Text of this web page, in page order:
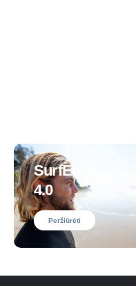
SurfEars
4.0
Peržiūrėti